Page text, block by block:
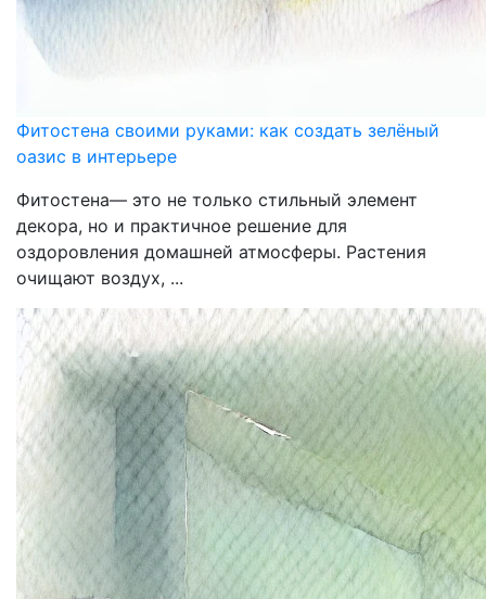
Фитостена своими руками: как создать зелёный
оазис в интерьере
Фитостена— это не только стильный элемент
декора, но и практичное решение для
оздоровления домашней атмосферы. Растения
очищают воздух, ...